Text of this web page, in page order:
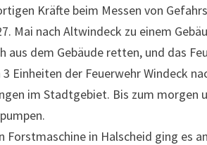
Kräfte beim Messen von
Mai nach Altwindeck zu einem
aus dem Gebäude retten, und das
Einheiten der Feuerwehr Windeck
im Stadtgebiet. Bis zum
Forstmaschine in Halscheid ging es